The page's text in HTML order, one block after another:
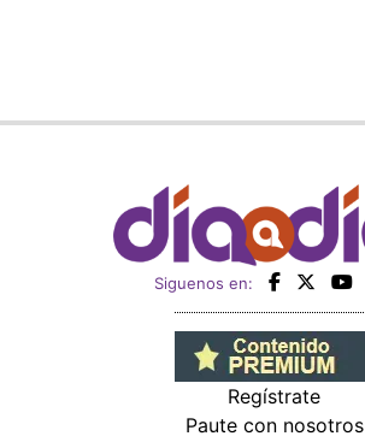
Siguenos en:
Regístrate
Paute con nosotros